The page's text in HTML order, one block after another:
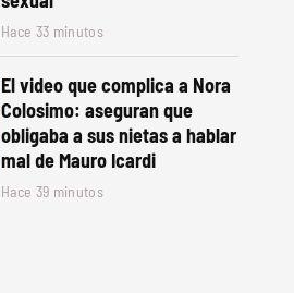
Hace 33 minutos
El video que complica a Nora
Colosimo: aseguran que
obligaba a sus nietas a hablar
mal de Mauro Icardi
Hace 39 minutos